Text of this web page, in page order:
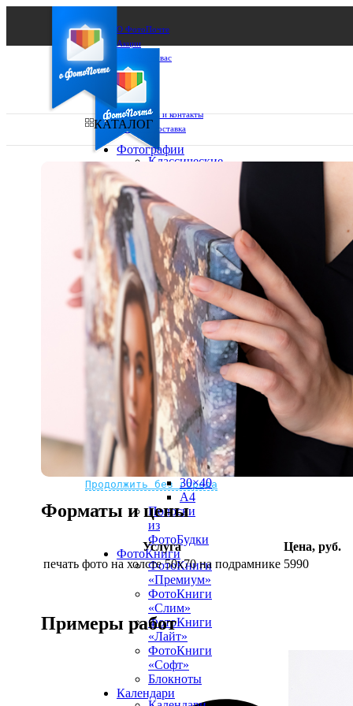
О ФотоПочте
Акции
Сделаем за вас
Бизнесу
FAQ
Франшиза
Поддержка и контакты
Оплата и доставка
Ваш город:
Ваш регион доставки
Выберите из списка:
Не нашли Ваш город?
Мы доставляем по всему миру
Продолжить без города
КАТАЛОГ
Фотографии
Классические
13х18
15х15
15х20
20х20
20х30
30х30
30х40
А4
Фото
в
рамке
10х10
10×15
13×18
15×15
15×20
20×20
20×30
30×30
30×40
A4
Полоски
из
ФотоБудки
ФотоКниги
ФотоКниги
«Премиум»
ФотоКниги
«Слим»
ФотоКниги
«Лайт»
ФотоКниги
«Софт»
Блокноты
Календари
Форматы и цены
Услуга
Цена, руб.
печать фото на холсте 50х70 на подрамнике 5990
Примеры работ